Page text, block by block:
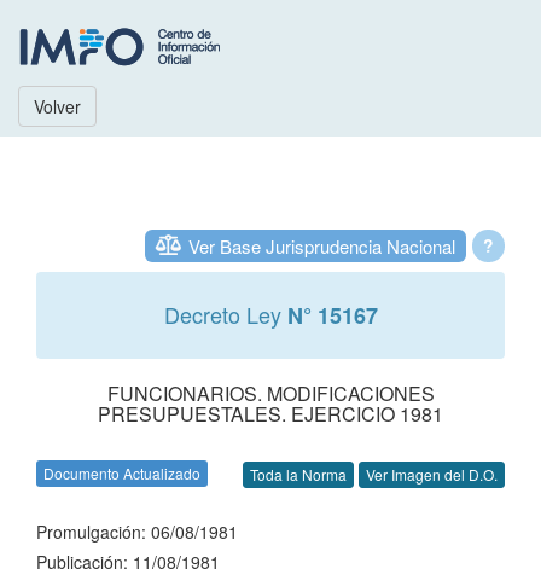
Volver
?
Ver Base Jurisprudencia Nacional
Decreto Ley N° 15167
FUNCIONARIOS. MODIFICACIONES
PRESUPUESTALES. EJERCICIO 1981
Documento Actualizado Toda la Norma Ver Imagen del D.O.
Promulgación: 06/08/1981
Publicación: 11/08/1981